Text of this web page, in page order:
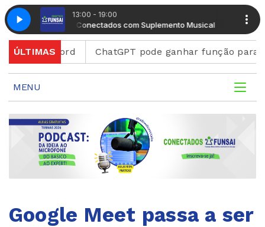
13:00 - 19:00
Radio Conectados com Suplemento Musical Radio
Made In Brazil com Bia Ipsen Made In
ÚLTIMAS
Discord ChatGPT pode ganhar função para criar
MENU
Google Meet passa a ser